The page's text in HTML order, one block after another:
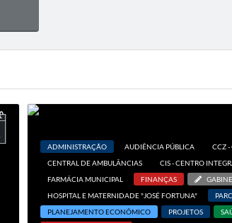
ADMINISTRAÇÃO AUDIÊNCIA PÚBLICA
CCZ -
CENTRAL DE AMBULÂNCIAS
CIS - CENTRO
FARMÁCIA MUNICIPAL
FINANÇAS
HOSPITAL E MATERNIDADE "JOSÉ FORTUNA"
PLANEJAMENTO ECONÔMICO
PROJETOS